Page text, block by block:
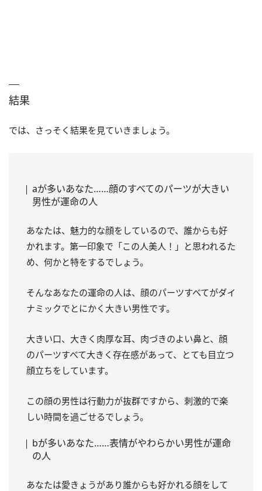
結果
では、さっそく結果を見ていきましょう。
aが多いあなた……顔のすべてのパーツが大きい
男性が運命の人
あなたは、魅力的な顔をしているので、誰からも好
かれます。第一印象で「この人美人！」と思われるた
め、何かと特をするでしょう。
そんなあなたの運命の人は、顔のパーツすべてがダイ
ナミックでとにかく大きい男性です。
大きい口、大きく肉厚な耳、肉づきのよい鼻と、顔
のパーツすべて大きく存在感があって、とても目立つ
顔立ちをしています。
この顔の男性は行動力が抜群ですから、刺激的で楽
しい時間を過ごせるでしょう。
bが多いあなた……表情がやわらかい男性が運命
の人
あなたは愛きょうがあり誰からも好かれる顔をして